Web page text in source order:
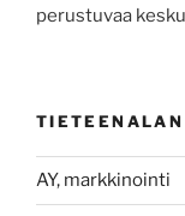
perustuvaa
AY, markkinointi